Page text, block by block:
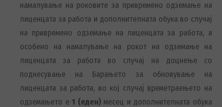
намалување на роковите за привремено одземање на
лиценцата за работа и дополнителната обука во случај
на привремено одземање на лиценцата за работа, а
особено на намалување на рокот на одземање на
лиценцата за работа во случај на доцнење со
поднесување на Барањето за обновување на
лиценцата за работа, во кој случај времетраењето на
одземањето е1 (еден)месец и дополнителната обука